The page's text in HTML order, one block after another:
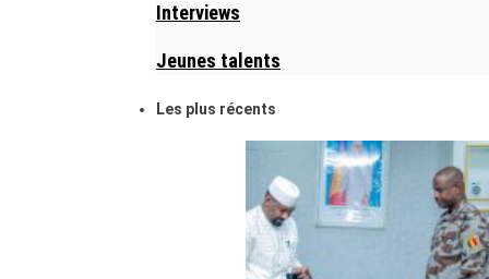
Interviews
Jeunes talents
Les plus récents